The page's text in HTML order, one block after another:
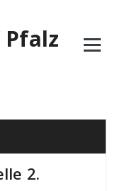
Pfalz
2.